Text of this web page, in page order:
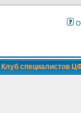
О
Клуб специалистов